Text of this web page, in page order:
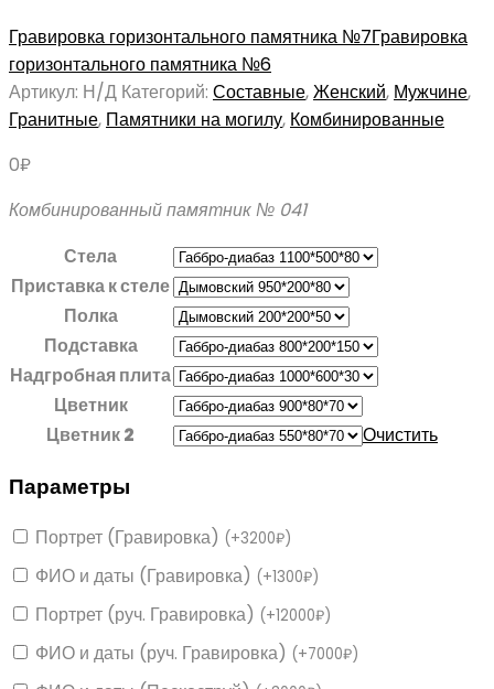
Гравировка горизонтального памятника №7Гравировка
горизонтального памятника №6
Артикул: Н/Д Категорий: Составные,Женский, Мужчине,
Гранитные, Памятники на могилу, Комбинированные
0₽
Комбинированный памятник № 041
Стела
Приставка к стеле
Полка
Подставка
Надгробная плита
Цветник
Цветник 2
Очистить
Параметры
Портрет (Гравировка) (+3200₽)
ФИО и даты (Гравировка) (+1300₽)
Портрет (руч. Гравировка) (+12000₽)
ФИО и даты (руч. Гравировка) (+7000₽)